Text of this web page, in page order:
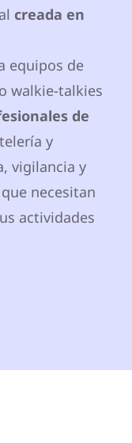
creada en
equipos de
walkie-talkies
de
y
vigilancia y
necesitan
actividades